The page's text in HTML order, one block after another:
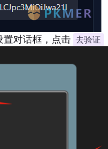
置对话框，点击 去验证